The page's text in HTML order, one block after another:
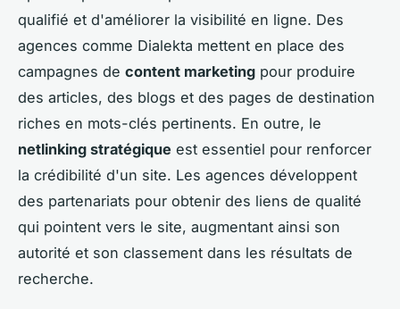
qualifié et d'améliorer la visibilité en ligne. Des
agences comme Dialekta mettent en place des
campagnes de content marketing pour produire
des articles, des blogs et des pages de destination
riches en mots-clés pertinents. En outre, le
netlinking stratégique est essentiel pour renforcer
la crédibilité d'un site. Les agences développent
des partenariats pour obtenir des liens de qualité
qui pointent vers le site, augmentant ainsi son
autorité et son classement dans les résultats de
recherche.